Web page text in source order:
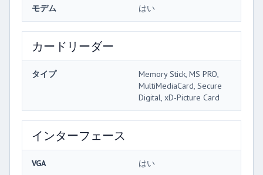
モデム はい
カードリーダー
タイプ
Memory Stick, MS PRO,
MultiMediaCard, Secure
Digital, xD-Picture Card
インターフェース
VGA はい